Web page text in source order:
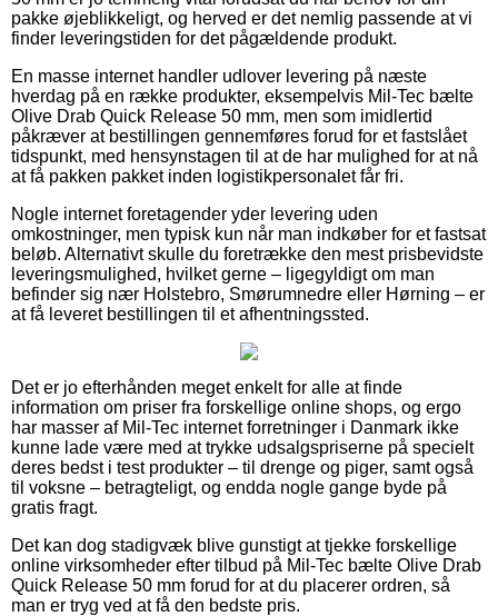
pakke øjeblikkeligt, og herved er det nemlig passende at vi
finder leveringstiden for det pågældende produkt.
En masse internet handler udlover levering på næste
hverdag på en række produkter, eksempelvis Mil-Tec bælte
Olive Drab Quick Release 50 mm, men som imidlertid
påkræver at bestillingen gennemføres forud for et fastslået
tidspunkt, med hensynstagen til at de har mulighed for at nå
at få pakken pakket inden logistikpersonalet får fri.
Nogle internet foretagender yder levering uden
omkostninger, men typisk kun når man indkøber for et fastsat
beløb. Alternativt skulle du foretrække den mest prisbevidste
leveringsmulighed, hvilket gerne – ligegyldigt om man
befinder sig nær Holstebro, Smørumnedre eller Hørning – er
at få leveret bestillingen til et afhentningssted.
Det er jo efterhånden meget enkelt for alle at finde
information om priser fra forskellige online shops, og ergo
har masser af Mil-Tec internet forretninger i Danmark ikke
kunne lade være med at trykke udsalgspriserne på specielt
deres bedst i test produkter – til drenge og piger, samt også
til voksne – betragteligt, og endda nogle gange byde på
gratis fragt.
Det kan dog stadigvæk blive gunstigt at tjekke forskellige
online virksomheder efter tilbud på Mil-Tec bælte Olive Drab
Quick Release 50 mm forud for at du placerer ordren, så
man er tryg ved at få den bedste pris.